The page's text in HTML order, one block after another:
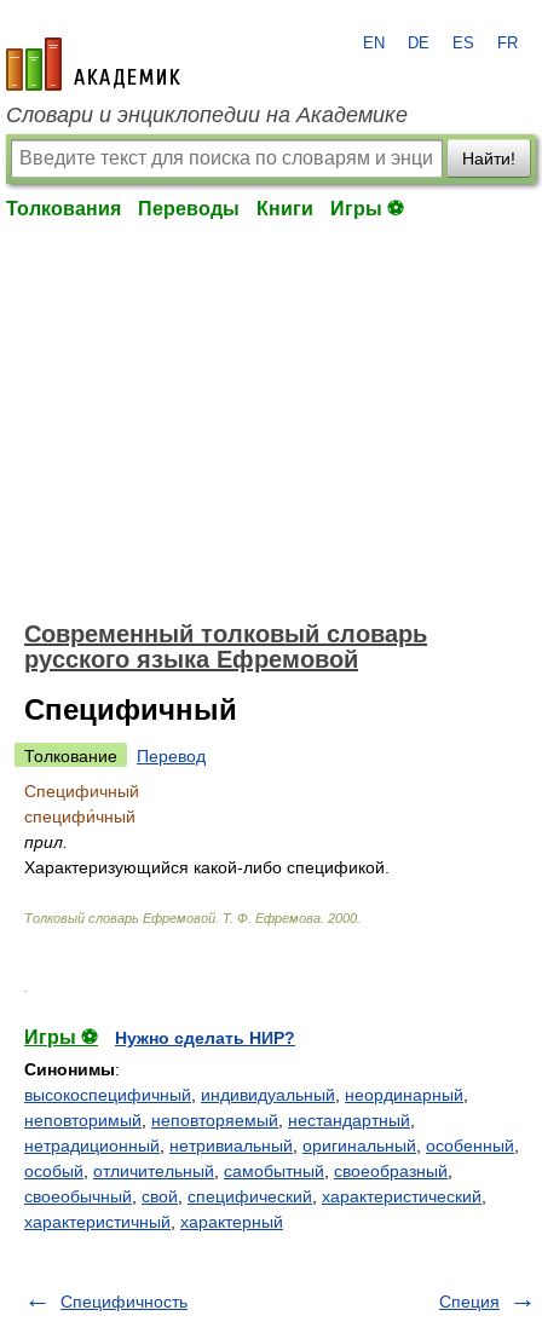
academic.ru
EN DE ES FR
Словари и энциклопедии на Академике
Найти!
Толкования Переводы Книги Игры ⚽
Современный толковый словарь
русского языка Ефремовой
Специфичный
Толкование
Перевод
Специфичный
специфи́чный
прил.
Характеризующийся какой-либо спецификой.
Толковый словарь Ефремовой Т. Ф. Ефремова. 2000
Игры ⚽
Нужно сделать НИР?
Синонимы:
высокоспецифичный
индивидуальный неординарный
неповторимый
неповторяемый нестандартный
нетрадиционный
нетривиальный оригинальный особенный
особый отличительный самобытный своеобразный
своеобычный свой специфический характеристический
характеристичный характерный
Специфичность Специя